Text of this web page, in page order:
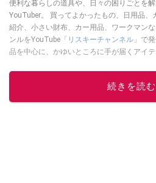
便利な暮らしの道具や、日々の困りごとを
YouTuber。 買ってよかったもの、日用品
紹介、小さい財布、カー用品、ワークマン
ンルをYouTube「 リスキーチャンネル 」で
品を中心に、かゆいところに手が届くアイ
このイ
続きを読む